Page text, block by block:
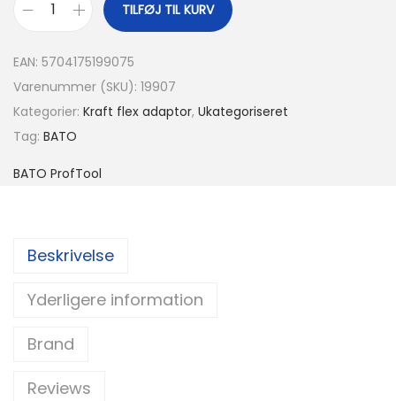
TILFØJ TIL KURV
EAN: 5704175199075
Varenummer (SKU): 19907
Kategorier: Kraft flex adaptor, Ukategoriseret
Tag: BATO
BATO ProfTool
Beskrivelse
Yderligere information
Brand
Reviews